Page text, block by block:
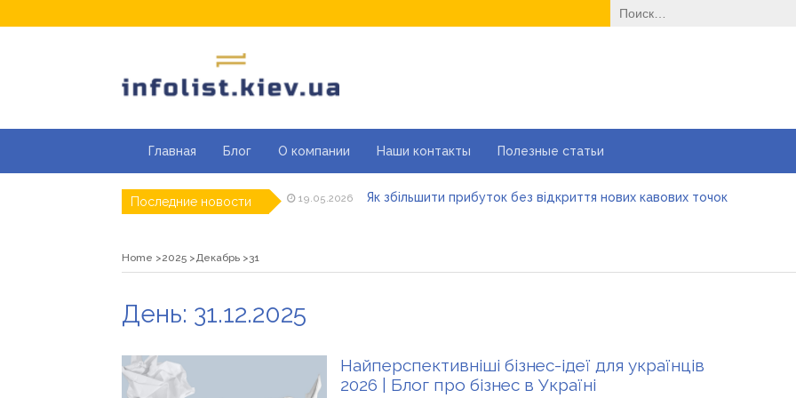
Найти:
Главная Блог О компании Наши контакты Полезные статьи
Последние новости 04.05.2026 Кращі автошколи онлайн в Україні: як обрати та де пройти тести ПДР
Home 2025 Декабрь 31
День: 31.12.2025
Найперспективніші бізнес-ідеї для українців
2026 | Блог про бізнес в Україні